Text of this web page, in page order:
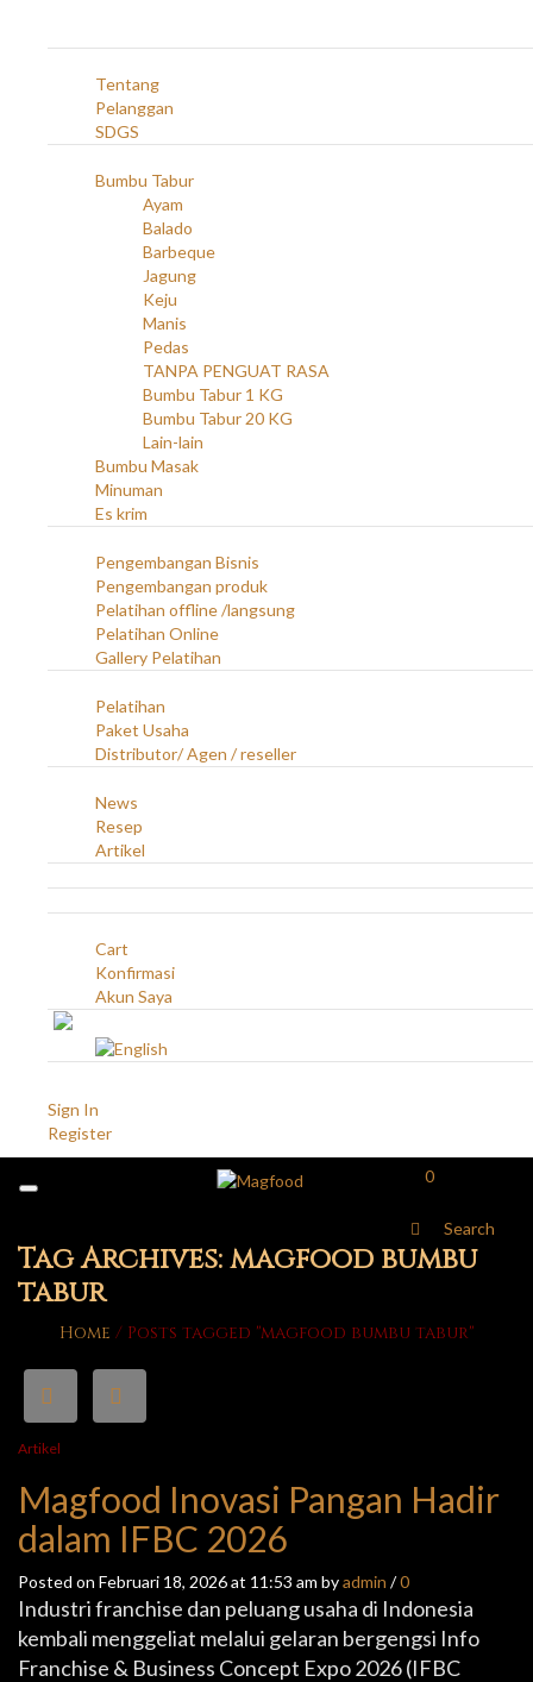
Tentang
Pelanggan
SDGS
Bumbu Tabur
Ayam
Balado
Barbeque
Jagung
Keju
Manis
Pedas
TANPA PENGUAT RASA
Bumbu Tabur 1 KG
Bumbu Tabur 20 KG
Lain-lain
Bumbu Masak
Minuman
Es krim
Pengembangan Bisnis
Pengembangan produk
Pelatihan offline /langsung
Pelatihan Online
Gallery Pelatihan
Pelatihan
Paket Usaha
Distributor/ Agen / reseller
News
Resep
Artikel
Cart
Konfirmasi
Akun Saya
Sign In
Register
0
Search
Tag Archives: magfood bumbu
tabur
Home / Posts tagged "magfood bumbu tabur"
Artikel
Magfood Inovasi Pangan Hadir
dalam IFBC 2026
Posted on Februari 18, 2026 at 11:53 am byadmin /0
Industri franchise dan peluang usaha di Indonesia
kembali menggeliat melalui gelaran bergengsi Info
Franchise & Business Concept Expo 2026 (IFBC